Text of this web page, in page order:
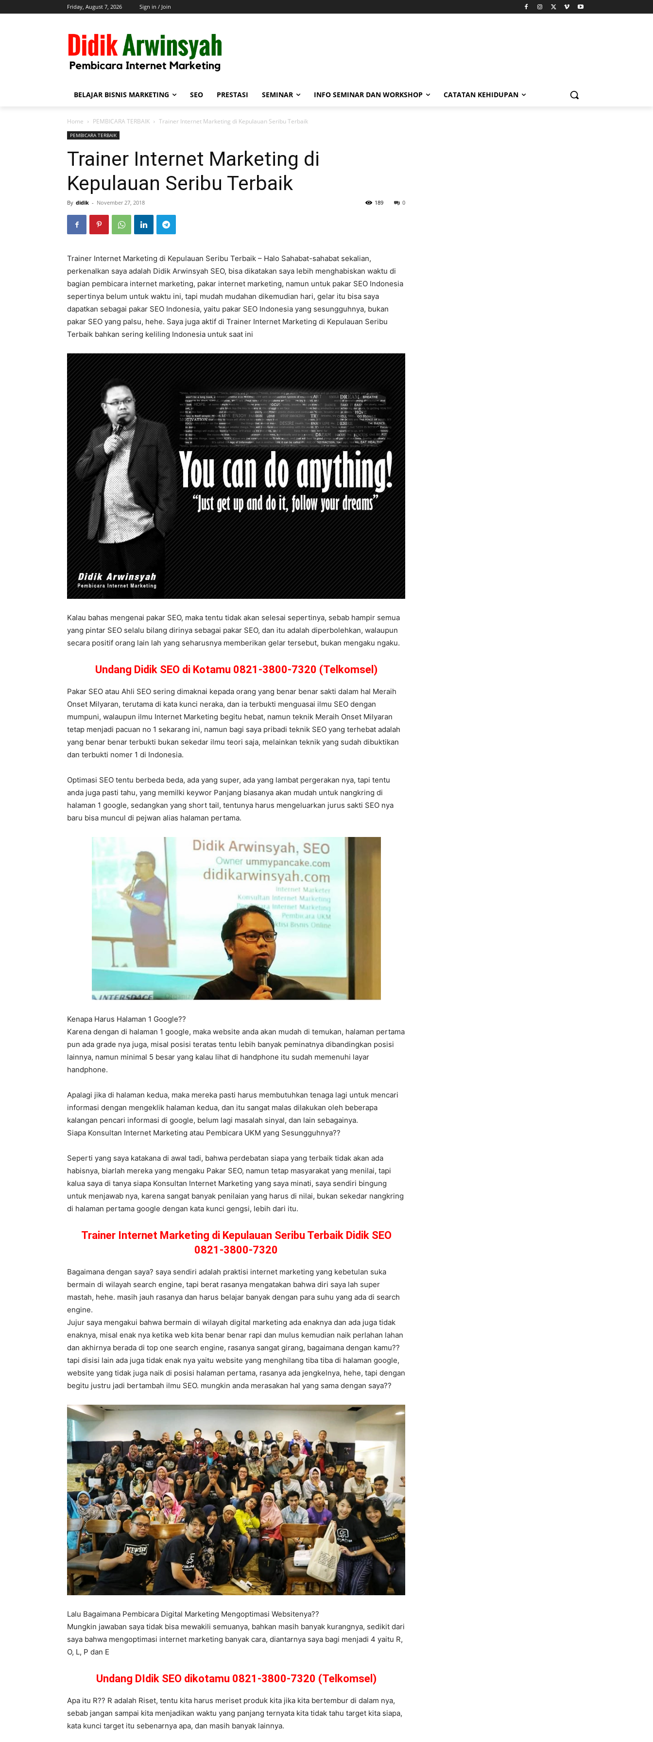
Friday, August 7, 2026 Sign in / Join
BELAJAR BISNIS MARKETING SEO PRESTASI SEMINAR INFO SEMINAR DAN WORKSHOP CATATAN KEHIDUPAN
Home PEMBICARA TERBAIK Trainer Internet Marketing di Kepulauan Seribu Terbaik
PEMBICARA TERBAIK
Trainer Internet Marketing di
Kepulauan Seribu Terbaik
By didik - November 27, 2018 0
189
Trainer Internet Marketing di Kepulauan Seribu Terbaik – Halo Sahabat-sahabat sekalian,
perkenalkan saya adalah Didik Arwinsyah SEO, bisa dikatakan saya lebih menghabiskan waktu di
bagian pembicara internet marketing, pakar internet marketing, namun untuk pakar SEO Indonesia
sepertinya belum untuk waktu ini, tapi mudah mudahan dikemudian hari, gelar itu bisa saya
dapatkan sebagai pakar SEO Indonesia, yaitu pakar SEO Indonesia yang sesungguhnya, bukan
pakar SEO yang palsu, hehe. Saya juga aktif di Trainer Internet Marketing di Kepulauan Seribu
Terbaik bahkan sering keliling Indonesia untuk saat ini
Kalau bahas mengenai pakar SEO, maka tentu tidak akan selesai sepertinya, sebab hampir semua
yang pintar SEO selalu bilang dirinya sebagai pakar SEO, dan itu adalah diperbolehkan, walaupun
secara positif orang lain lah yang seharusnya memberikan gelar tersebut, bukan mengaku ngaku.
Undang Didik SEO di Kotamu 0821-3800-7320 (Telkomsel)
Pakar SEO atau Ahli SEO sering dimaknai kepada orang yang benar benar sakti dalam hal Meraih
Onset Milyaran, terutama di kata kunci neraka, dan ia terbukti menguasai ilmu SEO dengan
mumpuni, walaupun ilmu Internet Marketing begitu hebat, namun teknik Meraih Onset Milyaran
tetap menjadi pacuan no 1 sekarang ini, namun bagi saya pribadi teknik SEO yang terhebat adalah
yang benar benar terbukti bukan sekedar ilmu teori saja, melainkan teknik yang sudah dibuktikan
dan terbukti nomer 1 di Indonesia.
Optimasi SEO tentu berbeda beda, ada yang super, ada yang lambat pergerakan nya, tapi tentu
anda juga pasti tahu, yang memilki keywor Panjang biasanya akan mudah untuk nangkring di
halaman 1 google, sedangkan yang short tail, tentunya harus mengeluarkan jurus sakti SEO nya
baru bisa muncul di pejwan alias halaman pertama.
Kenapa Harus Halaman 1 Google??
Karena dengan di halaman 1 google, maka website anda akan mudah di temukan, halaman pertama
pun ada grade nya juga, misal posisi teratas tentu lebih banyak peminatnya dibandingkan posisi
lainnya, namun minimal 5 besar yang kalau lihat di handphone itu sudah memenuhi layar
handphone.
Apalagi jika di halaman kedua, maka mereka pasti harus membutuhkan tenaga lagi untuk mencari
informasi dengan mengeklik halaman kedua, dan itu sangat malas dilakukan oleh beberapa
kalangan pencari informasi di google, belum lagi masalah sinyal, dan lain sebagainya.
Siapa Konsultan Internet Marketing atau Pembicara UKM yang Sesungguhnya??
Seperti yang saya katakana di awal tadi, bahwa perdebatan siapa yang terbaik tidak akan ada
habisnya, biarlah mereka yang mengaku Pakar SEO, namun tetap masyarakat yang menilai, tapi
kalua saya di tanya siapa Konsultan Internet Marketing yang saya minati, saya sendiri bingung
untuk menjawab nya, karena sangat banyak penilaian yang harus di nilai, bukan sekedar nangkring
di halaman pertama google dengan kata kunci gengsi, lebih dari itu.
Trainer Internet Marketing di Kepulauan Seribu Terbaik Didik SEO
0821-3800-7320
Bagaimana dengan saya? saya sendiri adalah praktisi internet marketing yang kebetulan suka
bermain di wilayah search engine, tapi berat rasanya mengatakan bahwa diri saya lah super
mastah, hehe. masih jauh rasanya dan harus belajar banyak dengan para suhu yang ada di search
engine.
Jujur saya mengakui bahwa bermain di wilayah digital marketing ada enaknya dan ada juga tidak
enaknya, misal enak nya ketika web kita benar benar rapi dan mulus kemudian naik perlahan lahan
dan akhirnya berada di top one search engine, rasanya sangat girang, bagaimana dengan kamu??
tapi disisi lain ada juga tidak enak nya yaitu website yang menghilang tiba tiba di halaman google,
website yang tidak juga naik di posisi halaman pertama, rasanya ada jengkelnya, hehe, tapi dengan
begitu justru jadi bertambah ilmu SEO. mungkin anda merasakan hal yang sama dengan saya??
Lalu Bagaimana Pembicara Digital Marketing Mengoptimasi Websitenya??
Mungkin jawaban saya tidak bisa mewakili semuanya, bahkan masih banyak kurangnya, sedikit dari
saya bahwa mengoptimasi internet marketing banyak cara, diantarnya saya bagi menjadi 4 yaitu R,
O, L, P dan E
Undang DIdik SEO dikotamu 0821-3800-7320 (Telkomsel)
Apa itu R?? R adalah Riset, tentu kita harus meriset produk kita jika kita bertembur di dalam nya,
sebab jangan sampai kita menjadikan waktu yang panjang ternyata kita tidak tahu target kita siapa,
kata kunci target itu sebenarnya apa, dan masih banyak lainnya.